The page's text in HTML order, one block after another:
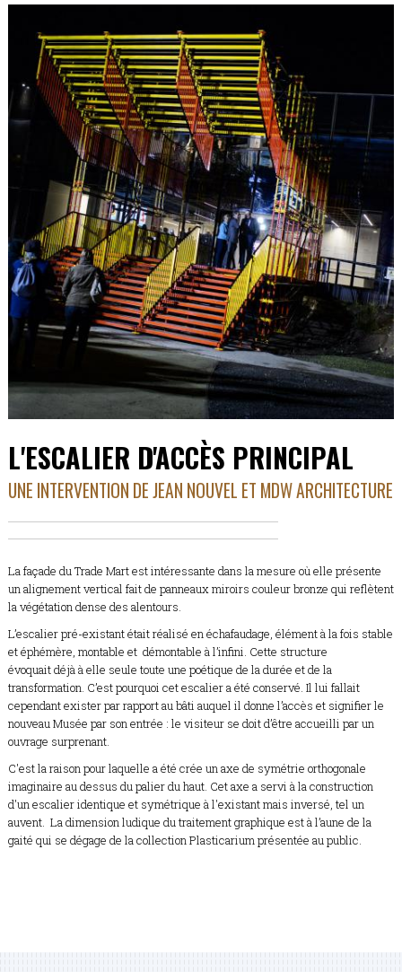
L'ESCALIER D'ACCÈS PRINCIPAL
UNE INTERVENTION DE JEAN NOUVEL ET MDW ARCHITECTURE
La façade du Trade Mart est intéressante dans la mesure où elle présente
un alignement vertical fait de panneaux miroirs couleur bronze qui reflètent
la végétation dense des alentours.
L’escalier pré-existant était réalisé en échafaudage, élément à la fois stable
et éphémère, montable et démontable à l’infini. Cette structure
évoquait déjà à elle seule toute une poétique de la durée et de la
transformation. C’est pourquoi cet escalier a été conservé. Il lui fallait
cependant exister par rapport au bâti auquel il donne l’accès et signifier le
nouveau Musée par son entrée : le visiteur se doit d’être accueilli par un
ouvrage surprenant.
C'est la raison pour laquelle a été crée un axe de symétrie orthogonale
imaginaire au dessus du palier du haut. Cet axe a servi à la construction
d'un escalier identique et symétrique à l'existant mais inversé, tel un
auvent. La dimension ludique du traitement graphique est à l’aune de la
gaité qui se dégage de la collection Plasticarium présentée au public.